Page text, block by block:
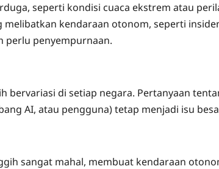
seperti kondisi cuaca ekstrem atau
kendaraan otonom, seperti
perlu penyempurnaan.
bervariasi di setiap negara. Pertanyaan
AI, atau pengguna) tetap menjadi isu
sangat mahal, membuat kendaraan